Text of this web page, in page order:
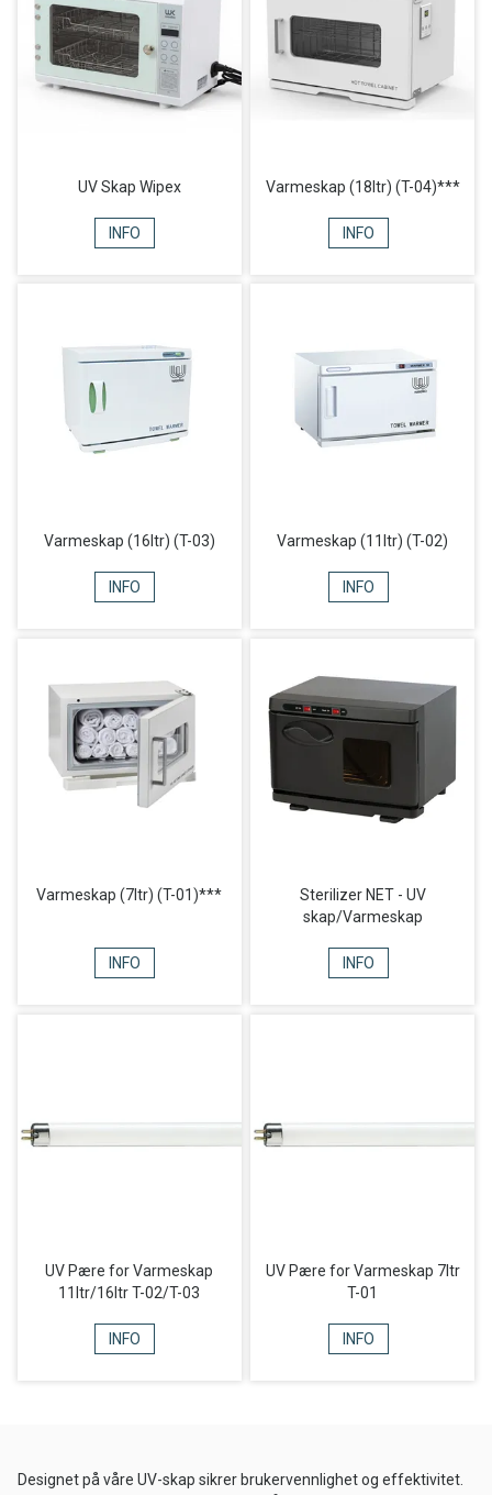
UV Skap Wipex
INFO
Varmeskap (18ltr) (T-04)***
INFO
Varmeskap (16ltr) (T-03)
INFO
Varmeskap (11ltr) (T-02)
INFO
Varmeskap (7ltr) (T-01)***
INFO
Sterilizer NET - UV
skap/Varmeskap
INFO
UV Pære for Varmeskap
11ltr/16ltr T-02/T-03
INFO
UV Pære for Varmeskap 7ltr
T-01
INFO
Designet på våre UV-skap sikrer brukervennlighet og effektivitet.